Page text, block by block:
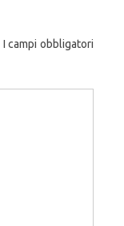
I campi obbligatori